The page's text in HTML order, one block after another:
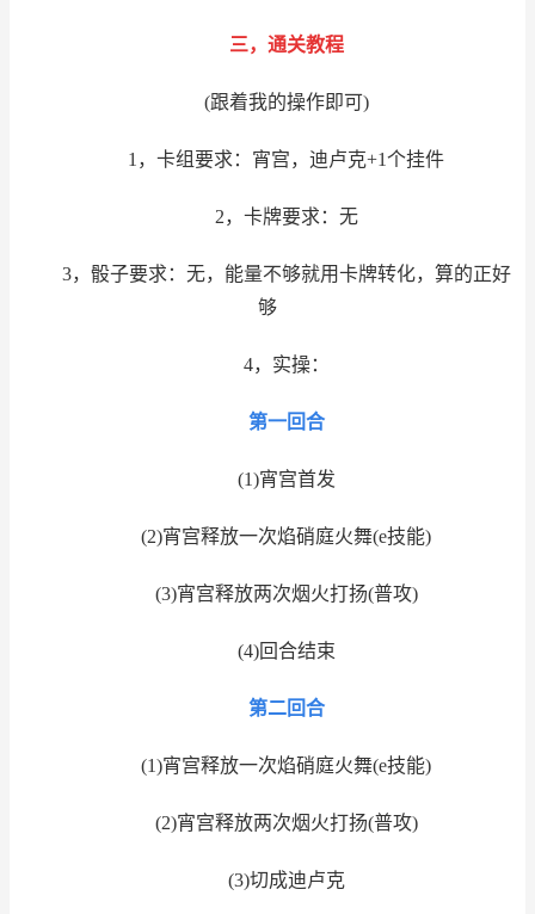
三，通关教程
(跟着我的操作即可)
1，卡组要求：宵宫，迪卢克+1个挂件
2，卡牌要求：无
3，骰子要求：无，能量不够就用卡牌转化，算的正好
够
4，实操：
第一回合
(1)宵宫首发
(2)宵宫释放一次焰硝庭火舞(e技能)
(3)宵宫释放两次烟火打扬(普攻)
(4)回合结束
第二回合
(1)宵宫释放一次焰硝庭火舞(e技能)
(2)宵宫释放两次烟火打扬(普攻)
(3)切成迪卢克